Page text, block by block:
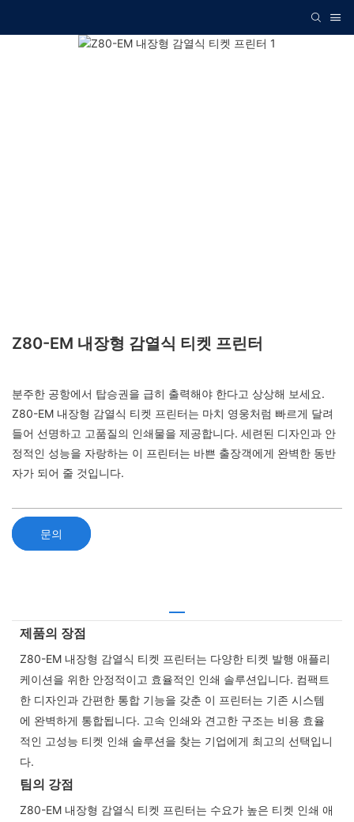
Z80-EM 내장형 감열식 티켓 프린터
분주한 공항에서 탑승권을 급히 출력해야 한다고 상상해 보세요.
Z80-EM 내장형 감열식 티켓 프린터는 마치 영웅처럼 빠르게 달려
들어 선명하고 고품질의 인쇄물을 제공합니다. 세련된 디자인과 안
정적인 성능을 자랑하는 이 프린터는 바쁜 출장객에게 완벽한 동반
자가 되어 줄 것입니다.
문의
제품의 장점
Z80-EM 내장형 감열식 티켓 프린터는 다양한 티켓 발행 애플리
케이션을 위한 안정적이고 효율적인 인쇄 솔루션입니다. 컴팩트
한 디자인과 간편한 통합 기능을 갖춘 이 프린터는 기존 시스템
에 완벽하게 통합됩니다. 고속 인쇄와 견고한 구조는 비용 효율
적인 고성능 티켓 인쇄 솔루션을 찾는 기업에게 최고의 선택입니
다.
팀의 강점
Z80-EM 내장형 감열식 티켓 프린터는 수요가 높은 티켓 인쇄 애